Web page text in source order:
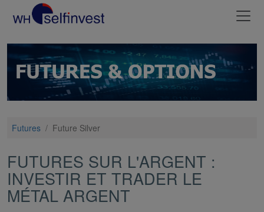
Futures / Future Silver
FUTURES SUR L'ARGENT :
INVESTIR ET TRADER LE
MÉTAL ARGENT